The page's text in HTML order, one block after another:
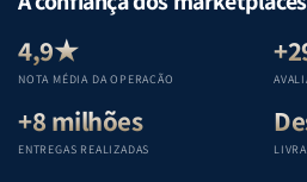
Equipe
Teológica
Penkal
Equipe
Penkal
4,9★
NOTA MÉDIA DA OPERAÇÃO
+8 milhões
ENTREGAS REALIZADAS